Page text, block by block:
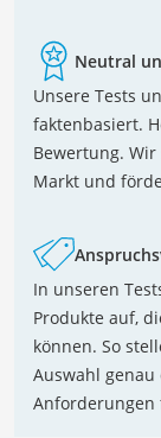
Neutral
Unsere Tests
faktenbasiert.
Bewertung.
Markt und
In unseren
Produkte auf,
können. So
Auswahl
Anforderungen